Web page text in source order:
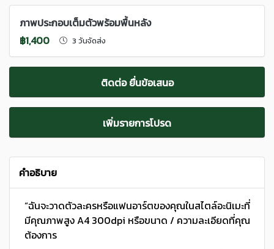
ภาพประกอบเต็มตัวพร้อมพื้นหลัง
฿1,400
3 วันจัดส่ง
ติดต่อ ยื่นข้อเสนอ
เพิ่มรายการโปรด
คำอธิบาย
“ฉันจะวาดตัวละครหรือแฟนอาร์ตของคุณในสไตล์อะนิเมะที่
มีคุณภาพสูง A4 300dpi หรือขนาด / ความละเอียดที่คุณ
ต้องการ